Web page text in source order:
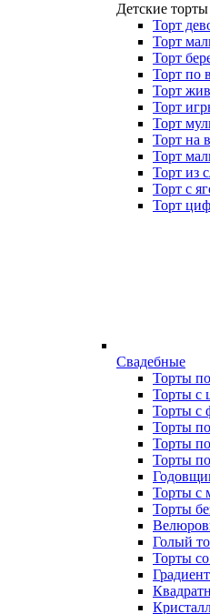
Детские торты
Торт
Торт
Торт
Торт по
Торт
Торт
Торт
Торт на
Торт
Торт из
Торт с
Торт
Свадебные
Торты
Торты с
Торты с
Торты
Торты
Торты
Торты с
Торты
Голый
Торты